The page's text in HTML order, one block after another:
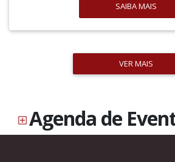
SAIBA MAIS
VER MAIS
Agenda de